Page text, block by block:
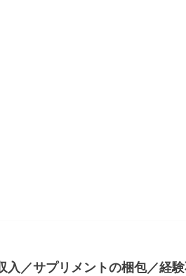
入／サプリメントの梱包／経